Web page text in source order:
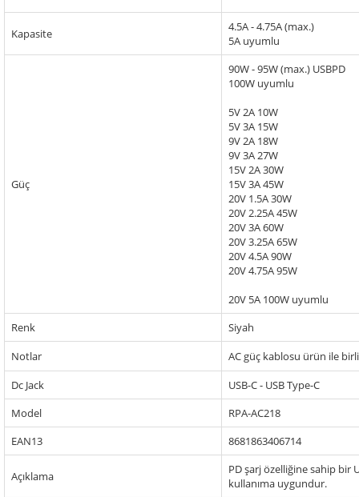
Kapasite
4.5A - 4.75A (max.)
5A uyumlu
Güç
90W - 95W (max.) USBPD
100W uyumlu
5V 2A 10W
5V 3A 15W
9V 2A 18W
9V 3A 27W
15V 2A 30W
15V 3A 45W
20V 1.5A 30W
20V 2.25A 45W
20V 3A 60W
20V 3.25A 65W
20V 4.5A 90W
20V 4.75A 95W
20V 5A 100W uyumlu
Renk
Siyah
Notlar
AC güç kablosu ürün ile
Dc Jack
USB-C - USB Type-C
Model
RPA-AC218
EAN13
8681863406714
Açıklama
PD şarj özelliğine sahip bir
kullanıma uygundur.